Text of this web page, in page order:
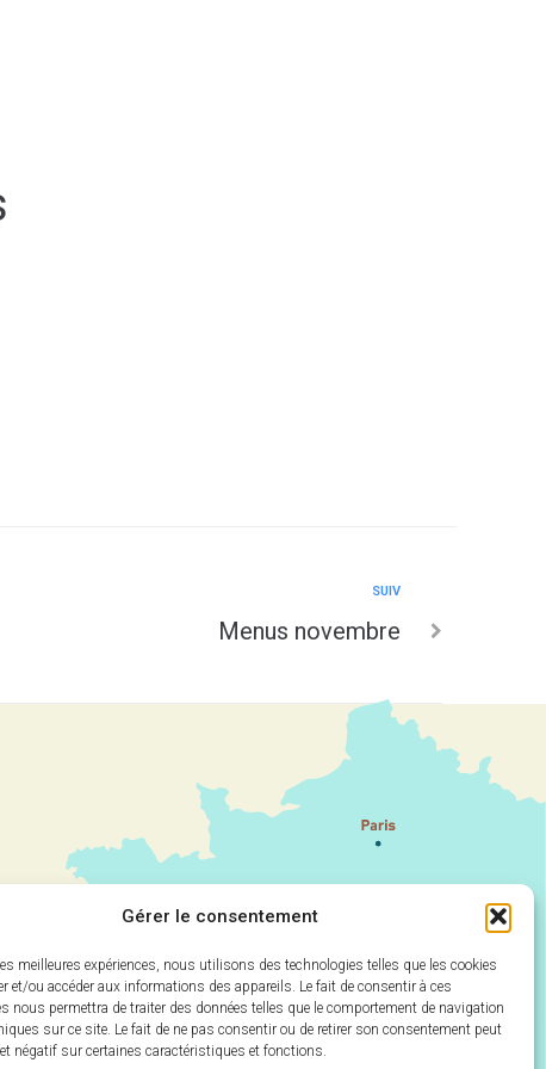
Gérer le consentement
meilleures expériences, nous utilisons des technologies telles que les cookies
et/ou accéder aux informations des appareils. Le fait de consentir à ces
nous permettra de traiter des données telles que le comportement de navigation
sur ce site. Le fait de ne pas consentir ou de retirer son consentement peut
négatif sur certaines caractéristiques et fonctions.
SUIV
Menus novembre